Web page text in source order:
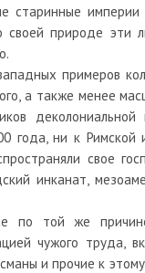
старинные
природе эти
примеров
а также менее
года, ни к Римской
свое
инканат,
той же
чужого труда,
и прочие к